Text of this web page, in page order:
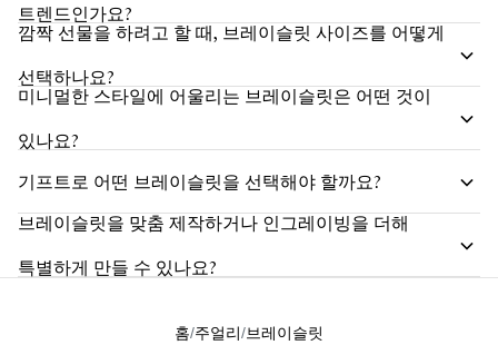
트렌드인가요?
깜짝 선물을 하려고 할 때, 브레이슬릿 사이즈를 어떻게
선택하나요?
미니멀한 스타일에 어울리는 브레이슬릿은 어떤 것이
있나요?
기프트로 어떤 브레이슬릿을 선택해야 할까요?
브레이슬릿을 맞춤 제작하거나 인그레이빙을 더해
특별하게 만들 수 있나요?
홈 주얼리 브레이슬릿